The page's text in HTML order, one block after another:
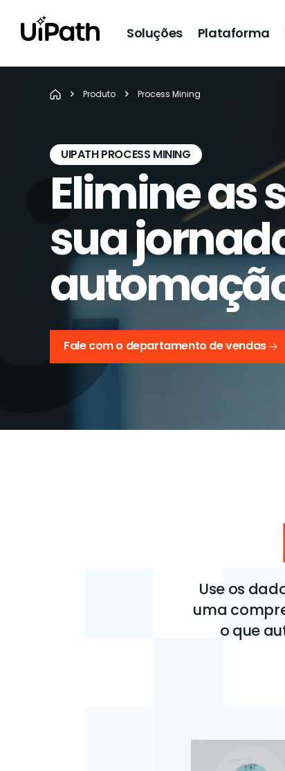
Soluções Plataforma
Produto Process Mining
UIPATH PROCESS MINING
Elimine as
sua
Fale com o departamento de vendas
Use os
uma
o que